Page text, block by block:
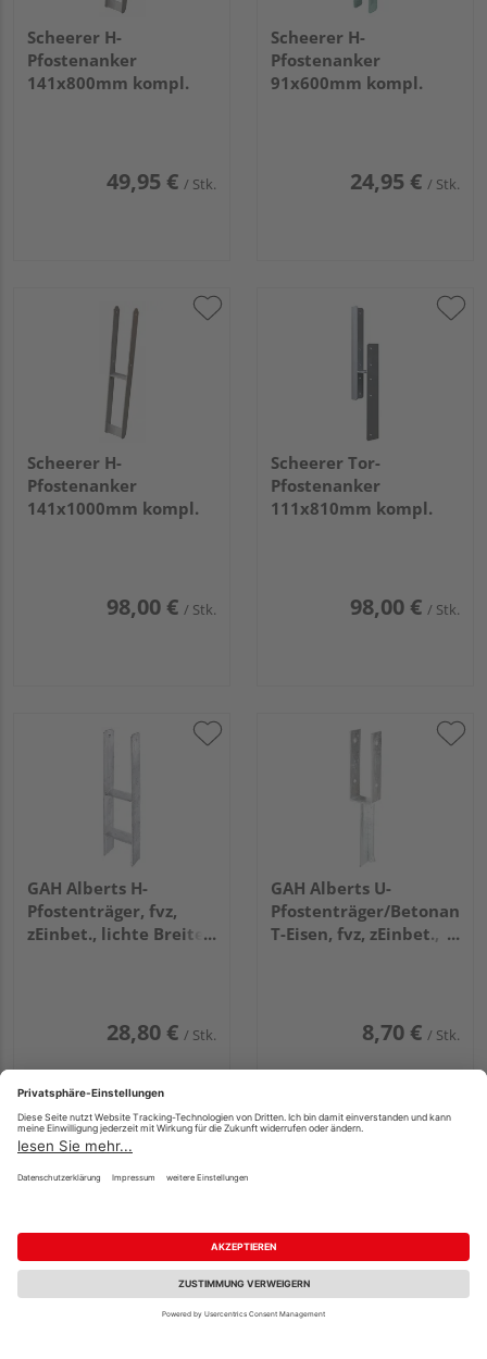
Scheerer H-
Pfostenanker
141x800mm kompl.
49,95 € / Stk.
Scheerer H-
Pfostenanker
91x600mm kompl.
24,95 € / Stk.
Scheerer H-
Pfostenanker
141x1000mm kompl.
98,00 € / Stk.
Scheerer Tor-
Pfostenanker
111x810mm kompl.
98,00 € / Stk.
GAH Alberts H-
Pfostenträger, fvz,
zEinbet., lichte Breite
28,80 € / Stk.
GAH Alberts U-
Pfostenträger/Betonanker
T-Eisen, fvz, zEinbet.,
8,70 € / Stk.
Scheerer H-
Fachberatung